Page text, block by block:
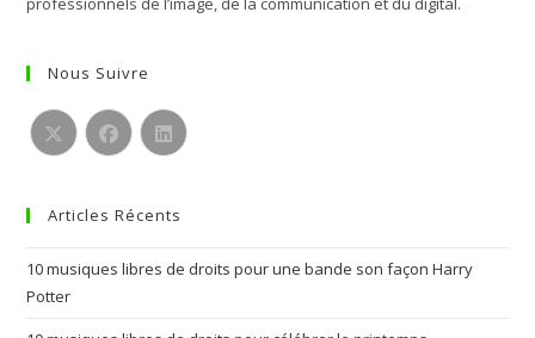
Nous Suivre
un
nouvel
onglet
nouvel
nouvel
Articles Récents
10 musiques libres de droits pour une bande son façon Harry
Potter